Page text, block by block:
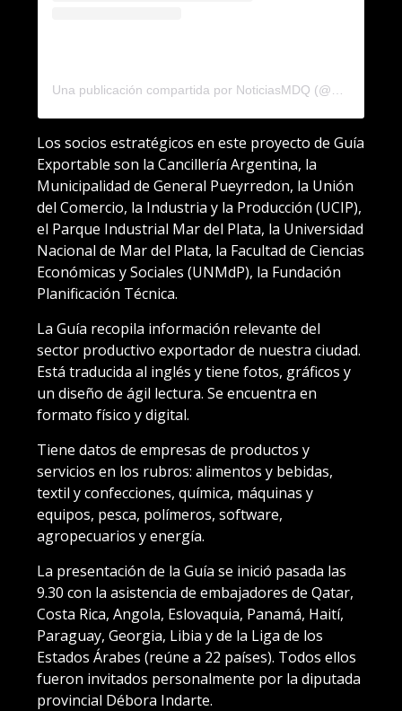
Los socios estratégicos en este proyecto de Guía
Exportable son la Cancillería Argentina, la
Municipalidad de General Pueyrredon, la Unión
del Comercio, la Industria y la Producción (UCIP),
el Parque Industrial Mar del Plata, la Universidad
Nacional de Mar del Plata, la Facultad de Ciencias
Económicas y Sociales (UNMdP), la Fundación
Planificación Técnica.
La Guía recopila información relevante del
sector productivo exportador de nuestra ciudad.
Está traducida al inglés y tiene fotos, gráficos y
un diseño de ágil lectura. Se encuentra en
formato físico y digital.
Tiene datos de empresas de productos y
servicios en los rubros: alimentos y bebidas,
textil y confecciones, química, máquinas y
equipos, pesca, polímeros, software,
agropecuarios y energía.
La presentación de la Guía se inició pasada las
9.30 con la asistencia de embajadores de Qatar,
Costa Rica, Angola, Eslovaquia, Panamá, Haití,
Paraguay, Georgia, Libia y de la Liga de los
Estados Árabes (reúne a 22 países). Todos ellos
fueron invitados personalmente por la diputada
provincial Débora Indarte.